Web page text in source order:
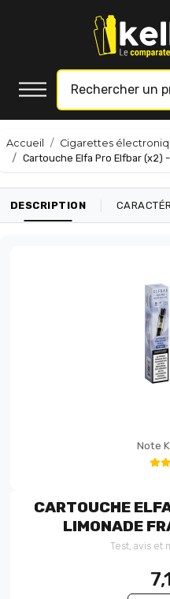
Accueil Cigarettes
Cartouche Elfa Pro Elfbar (x2)
DESCRIPTION
Note
CARTOUCHE
LIMONADE
Test, avis et